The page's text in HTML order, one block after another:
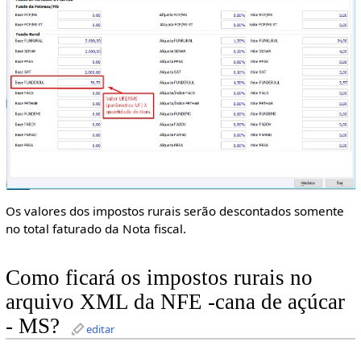
Os valores dos impostos rurais serão descontados somente
no total faturado da Nota fiscal.
Como ficará os impostos rurais no
arquivo XML da NFE -cana de açúcar
- MS?
editar